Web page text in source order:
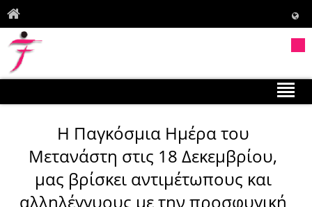
Η Παγκόσμια Ημέρα του
Μετανάστη στις 18 Δεκεμβρίου,
μας βρίσκει αντιμέτωπους και
αλληλέγγυους με την προσφυγική